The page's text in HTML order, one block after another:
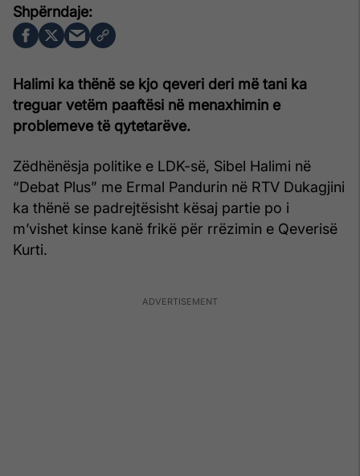
Halimi ka thënë se kjo qeveri deri më tani ka
treguar vetëm paaftësi në menaxhimin e
problemeve të qytetarëve.
Zëdhënësja politike e LDK-së, Sibel Halimi në
“Debat Plus” me Ermal Pandurin në RTV Dukagjini
ka thënë se padrejtësisht kësaj partie po i
m’vishet kinse kanë frikë për rrëzimin e Qeverisë
Kurti.